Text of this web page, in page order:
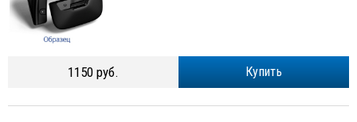
Купить
1150 руб.